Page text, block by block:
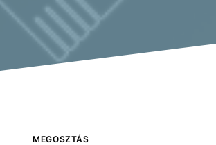
MEGOSZTÁS